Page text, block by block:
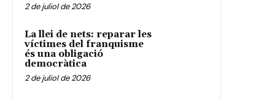
2 de juliol de 2026
La llei de nets: reparar les
víctimes del franquisme
és una obligació
democràtica
2 de juliol de 2026